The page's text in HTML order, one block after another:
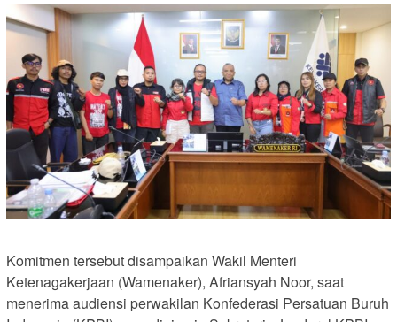
Komitmen tersebut disampaikan Wakil Menteri
Ketenagakerjaan (Wamenaker), Afriansyah Noor, saat
menerima audiensi perwakilan Konfederasi Persatuan Buruh